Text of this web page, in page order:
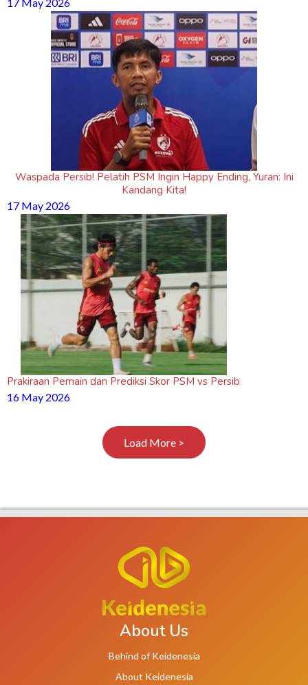
Waspada Persib! Pelatih PSM Ingin Happy Ending, Yuran: Ini
Kandang Kita!
17 May 2026
Prakiraan Pemain dan Prediksi Skor PSM vs Persib
16 May 2026
Load More >
About Us
Behind of Keidenesia
About Keidenesia